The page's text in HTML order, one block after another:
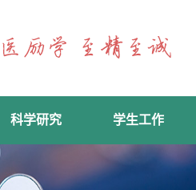
科学研究 学生工作